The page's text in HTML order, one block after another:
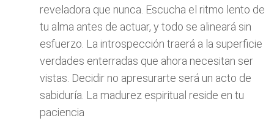
reveladora que nunca. Escucha el ritmo lento de
tu alma antes de actuar, y todo se alineará sin
esfuerzo. La introspección traerá a la superficie
verdades enterradas que ahora necesitan ser
vistas. Decidir no apresurarte será un acto de
sabiduría. La madurez espiritual reside en tu
paciencia